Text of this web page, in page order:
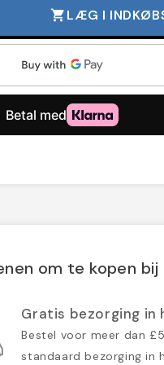
shopping_cart LÆG I
om te kopen
Gratis bezorging in
Bestel voor meer dan
standaard bezorging in